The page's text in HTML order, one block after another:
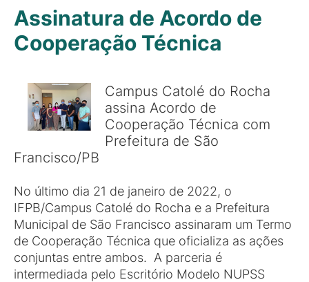
Assinatura de Acordo de
Cooperação Técnica
Campus Catolé do Rocha
assina Acordo de
Cooperação Técnica com
Prefeitura de São
Francisco/PB
No último dia 21 de janeiro de 2022, o
IFPB/Campus Catolé do Rocha e a Prefeitura
Municipal de São Francisco assinaram um Termo
de Cooperação Técnica que oficializa as ações
conjuntas entre ambos. A parceria é
intermediada pelo Escritório Modelo NUPSS